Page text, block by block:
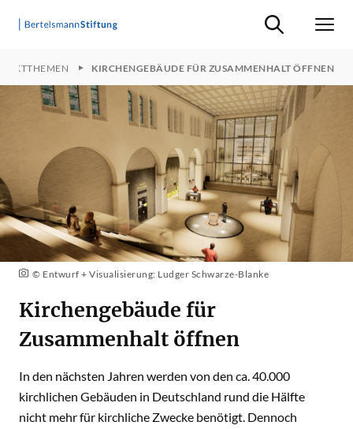
Suche ein-/
KIRCHENGEBÄUDE FÜR ZUSAMMENHALT ÖFFNEN
© Entwurf + Visualisierung: Ludger Schwarze-Blanke
Kirchengebäude für
Zusammenhalt öffnen
In den nächsten Jahren werden von den ca. 40.000
kirchlichen Gebäuden in Deutschland rund die Hälfte
nicht mehr für kirchliche Zwecke benötigt. Dennoch